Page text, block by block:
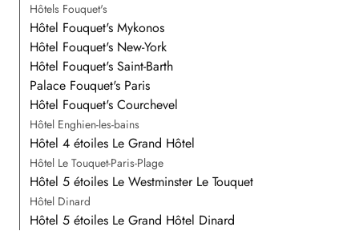
Hôtels Fouquet's
Hôtel Fouquet's Mykonos
Hôtel Fouquet's New-York
Hôtel Fouquet's Saint-Barth
Palace Fouquet's Paris
Hôtel Fouquet's Courchevel
Hôtel Enghien-les-bains
Hôtel 4 étoiles Le Grand Hôtel
Hôtel Le Touquet-Paris-Plage
Hôtel 5 étoiles Le Westminster Le Touquet
Hôtel Dinard
Hôtel 5 étoiles Le Grand Hôtel Dinard